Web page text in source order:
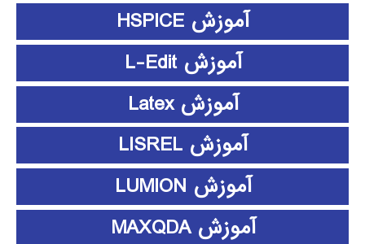
آموزش HSPICE
آموزش L-Edit
آموزش Latex
آموزش LISREL
آموزش LUMION
آموزش MAXQDA